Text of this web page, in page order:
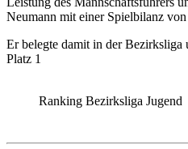
Neumann mit einer Spielbilanz von
Er belegte damit in der Bezirksliga
Platz 1
Ranking Bezirksliga Jugend